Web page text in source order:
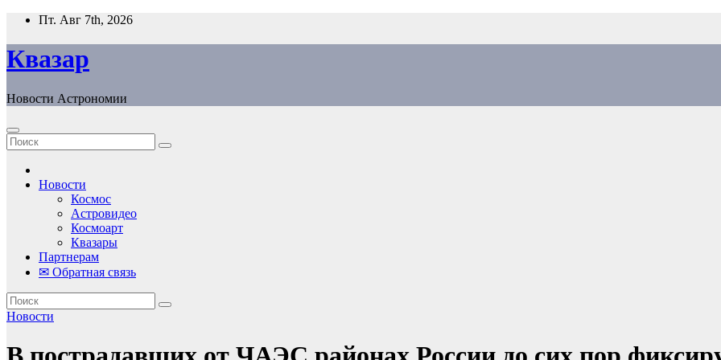
Перейти
содержанию
Пт. Авг 7th, 2026
Квазар
Новости Астрономии
Новости
Космос
Астровидео
Космоарт
Квазары
Партнерам
✉ Обратная связь
Новости